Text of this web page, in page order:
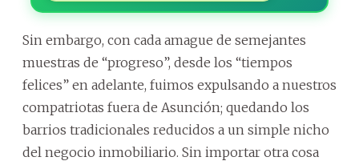
Sin embargo, con cada amague de semejantes
muestras de “progreso”, desde los “tiempos
felices” en adelante, fuimos expulsando a nuestros
compatriotas fuera de Asunción; quedando los
barrios tradicionales reducidos a un simple nicho
del negocio inmobiliario. Sin importar otra cosa